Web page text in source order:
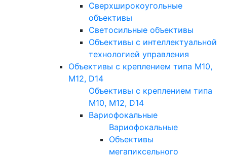
Сверхширокоугольные
объективы
Светосильные объективы
Объективы с интеллектуальной
технологией управления
Объективы с креплением типа M10,
M12, D14
Объективы с креплением типа
M10, M12, D14
Вариофокальные
Вариофокальные
Объективы
мегапиксельного